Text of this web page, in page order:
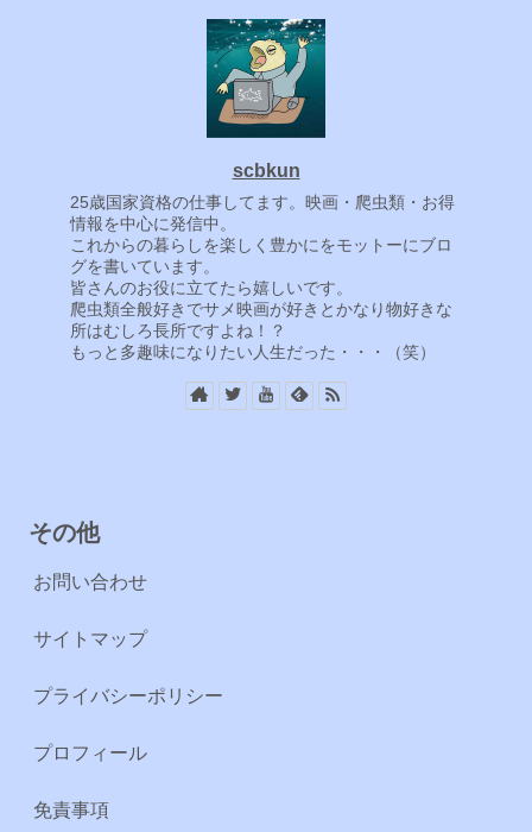
scbkun
25歳国家資格の仕事してます。映画・爬虫類・お得
情報を中心に発信中。
これからの暮らしを楽しく豊かにをモットーにブロ
グを書いています。
皆さんのお役に立てたら嬉しいです。
爬虫類全般好きでサメ映画が好きとかなり物好きな
所はむしろ長所ですよね！？
もっと多趣味になりたい人生だった・・・（笑）
その他
お問い合わせ
サイトマップ
プライバシーポリシー
プロフィール
免責事項